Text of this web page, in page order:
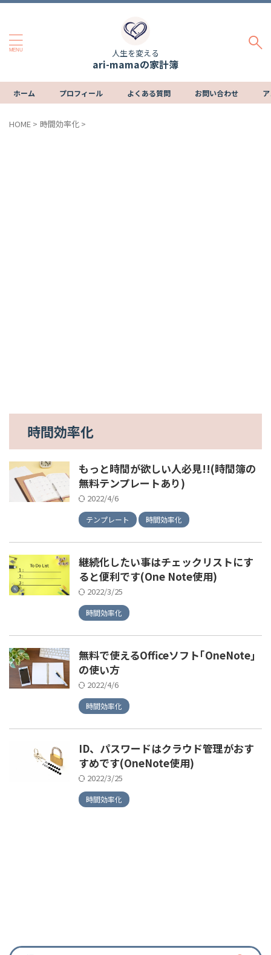
人生を変える
ari-mamaの家計簿
ホーム プロフィール よくある質問 お問い合わせ
HOME > 時間効率化 >
時間効率化
もっと時間が欲しい人必見!!(時間簿の
無料テンプレートあり)
2022/4/6
テンプレート 時間効率化
継続化したい事はチェックリストにす
ると便利です(One Note使用)
2022/3/25
時間効率化
無料で使えるOfficeソフト｢OneNote｣
の使い方
2022/4/6
時間効率化
ID、パスワードはクラウド管理がおす
すめです(OneNote使用)
2022/3/25
時間効率化